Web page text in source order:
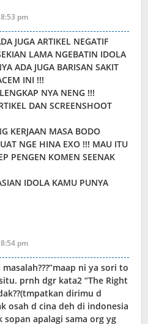
pm
JUGA ARTIKEL NEGATIF
LAMA NGEBATIN IDOLA
ADA JUGA BARISAN SAKIT
INI !!!
NYA NENG !!!
DAN SCREENSHOOT
KERJAAN MASA BODO
NGE HINA EXO !!! MAU ITU
PENGEN KOMEN SEENAK
IDOLA KAMU PUNYA
pm
ni ya sori to
prnh dgr kata2 “The Right
dirimu d
osah d cina deh di indonesia
apalagi sama org yg